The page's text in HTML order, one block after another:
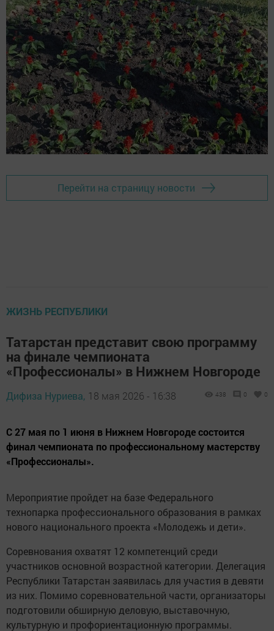
Перейти на страницу новости
ЖИЗНЬ РЕСПУБЛИКИ
Татарстан представит свою программу
на финале чемпионата
«Профессионалы» в Нижнем Новгороде
Дифиза Нуриева, 18 мая 2026 - 16:38 438 0 0
С 27 мая по 1 июня в Нижнем Новгороде состоится
финал чемпионата по профессиональному мастерству
«Профессионалы».
Мероприятие пройдет на базе Федерального
технопарка профессионального образования в рамках
нового национального проекта «Молодежь и дети».
Соревнования охватят 12 компетенций среди
участников основной возрастной категории. Делегация
Республики Татарстан заявилась для участия в девяти
из них. Помимо соревновательной части, организаторы
подготовили обширную деловую, выставочную,
культурную и профориентационную программы.